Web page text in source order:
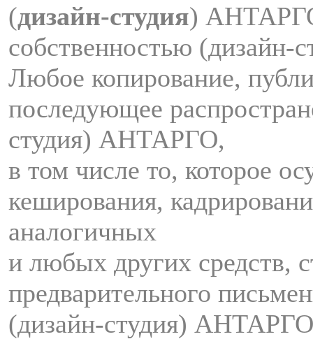
(дизайн-студия)
собственностью
Любое копирование,
последующее
студия) АНТАРГО,
в том числе то, которое
кеширования,
аналогичных
и любых других средств,
предварительного
(дизайн-студия)